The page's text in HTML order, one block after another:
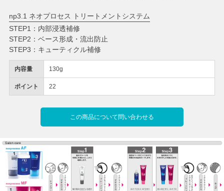
内容量 130g
ポイント 22
この商品について問い合わせる
np3.1 ネオプロセス トリートメントシステム
STEP1：内部浸透補修
STEP2：ベース形成・流出防止
STEP3：キューティクル補修